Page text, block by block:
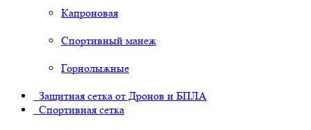
Капроновая
Спортивный манеж
Горнолыжные
Защитная сетка от Дронов и БПЛА
Спортивная сетка